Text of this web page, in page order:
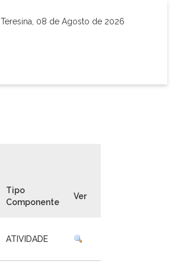
Teresina, 08 de Agosto de 2026
Tipo
Componente
Ver
ATIVIDADE